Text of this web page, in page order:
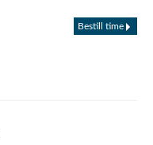
Bestill time